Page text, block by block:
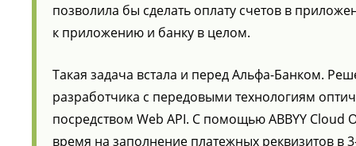
позволила бы сделать оплату счетов в
к приложению и банку в целом.
Такая задача встала и перед Альфа-Банком.
разработчика с передовыми технологиям
посредством Web API. С помощью ABBYY Cloud
время на заполнение платежных реквизитов в